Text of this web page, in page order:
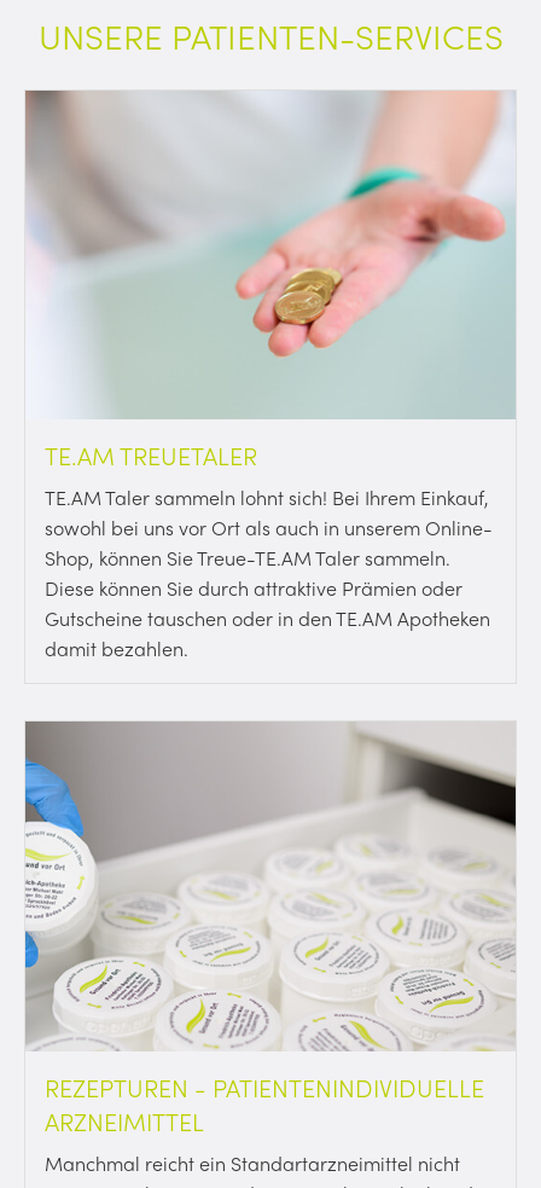
UNSERE PATIENTEN-SERVICES
TE.AM TREUETALER
TE.AM Taler sammeln lohnt sich! Bei Ihrem Einkauf,
sowohl bei uns vor Ort als auch in unserem Online-
Shop, können Sie Treue-TE.AM Taler sammeln.
Diese können Sie durch attraktive Prämien oder
Gutscheine tauschen oder in den TE.AM Apotheken
damit bezahlen.
REZEPTUREN - PATIENTENINDIVIDUELLE
ARZNEIMITTEL
Manchmal reicht ein Standartarzneimittel nicht